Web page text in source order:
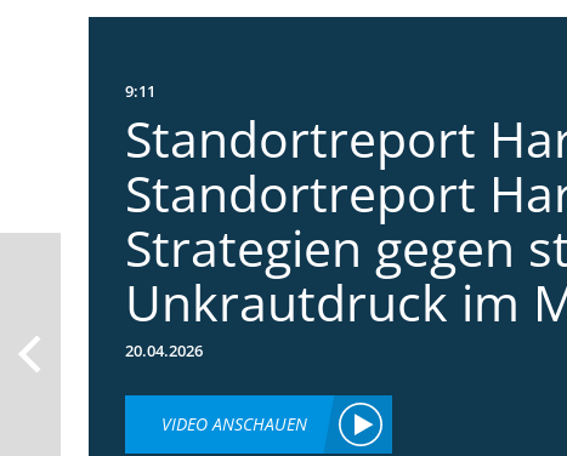
9:11
Standortreport
Standortreport
Strategien gegen
Unkrautdruck im
20.04.2026
VIDEO ANSCHAUEN